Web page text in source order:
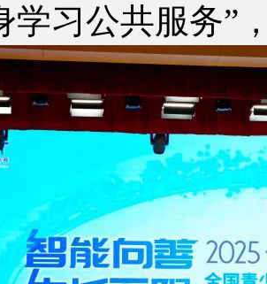
学习公共服务”